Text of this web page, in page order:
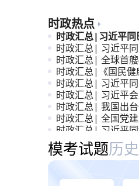
时政热点
时政汇总|习近平同
时政汇总| 习近平
时政汇总| 全球首
交付
时政汇总|《国民健
时政汇总| 习近平
周年互致贺电
时政汇总| 习近平
时政汇总| 我国出
时政汇总| 全国党
时政汇总| 习近平
时政汇总| 《前瞻布
模考大赛与历年真题
模考试题历